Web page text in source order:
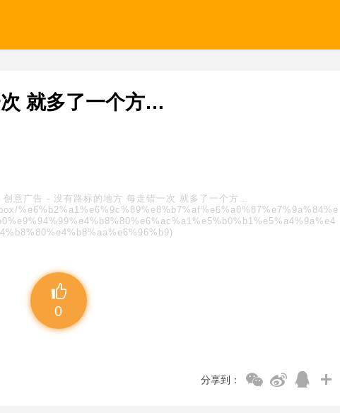
就多了一个方…
创意广告 - 没有路标的地方 每走错一次 就多了一个方…
%e6%b2%a1%e6%9c%89%e8%b7%af%e6%a0%87%e7%9a%84%e
0
分享到：